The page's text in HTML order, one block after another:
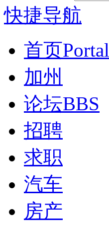
快捷导航
首页Portal
加州
论坛BBS
招聘
求职
汽车
房产